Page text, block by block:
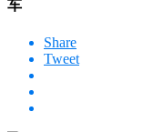
车
Share
Tweet